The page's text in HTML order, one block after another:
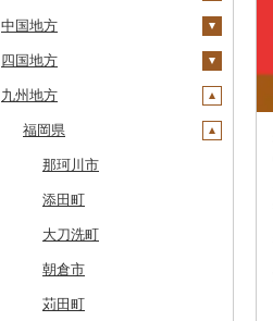
白老町
せたな町
旭川市
森町
稚内市
標津町
清里町
北斗市
留萌市
南部町
五戸町
藤崎町
六ヶ所村
東北町
三戸町
東通村
黒石市
おいらせ町
軽米町
岩手町
矢巾町
釜石市
野田村
普代村
一戸町
陸前高田市
紫波町
柴田町
色麻町
丸森町
大衡村
加美町
利府町
白石市
登米市
山元町
秋田県
大潟村
横手市
能代市
小坂町
仙北市
井川町
潟上市
三種町
山形県
村山市
尾花沢市
上山市
河北町
酒田市
新庄市
長井市
福島県
天栄村
広野町
鏡石町
須賀川市
小野町
棚倉町
取手市
つくば市
稲敷市
潮来市
五霞町
北茨城市
境町
かすみがうら市
牛久市
那須塩原市
市貝町
塩谷町
上三川町
佐野市
真岡市
高根沢町
大田原市
栃木市
群馬県
榛東村
下仁田町
玉村町
安中市
川場村
昭和村
甘楽町
明和町
埼玉県
春日部市
蕨市
戸田市
毛呂山町
久喜市
ふじみ野市
川島町
千葉県
勝浦市
袖ケ浦市
我孫子市
長柄町
芝山町
八千代市
東京都
八王子市
日野市
昭島市
武蔵村山市
葛飾区
神奈川県
南足柄市
松田町
大井町
中井町
十日町市
弥彦村
阿賀町
出雲崎町
魚沼市
佐渡市
燕市
南魚沼市
関川村
富山県
射水市
氷見市
朝日町
高岡市
魚津市
砺波市
入善町
黒部市
石川県
羽咋市
七尾市
白山市
穴水町
輪島市
中能登町
石川県（県庁）
福井県
美浜町
小浜市
越前町
若狭町
鯖江市
高浜町
山梨県
富士吉田市
甲斐市
山梨市
富士川町
大月市
長野県
高森町
御代田町
飯田市
青木村
岐阜県
養老町
八百津町
池田町
静岡県
下田市
静岡市
愛知県
清須市
三重県
鈴鹿市
伊賀市
木曽岬町
多気町
松阪市
桑名市
志摩市
明和町
滋賀県
長浜市
高島市
草津市
近江八幡市
竜王町
甲賀市
湖南市
京都府
宮津市
伊根町
与謝野町
福知山市
亀岡市
城陽市
大阪府
茨木市
豊能町
枚方市
河内長野市
泉佐野市
兵庫県
上郡町
神河町
小野市
太子町
奈良県
曽爾村
河合町
宇陀市
和歌山県
湯浅町
有田市
中国地方
鳥取県
鳥取県（県庁）
米子市
大山町
琴浦町
日野町
鳥取市
北栄町
島根県
雲南市
海士町
津和野町
飯南町
安来市
知夫村
岡山県
津山市
西粟倉村
久米南町
真庭市
新見市
広島県
安芸太田町
世羅町
大竹市
廿日市市
山口県
柳井市
平生町
山口県（県庁）
四国地方
徳島県
阿波市
牟岐町
那賀町
三好市
鳴門市
藍住町
香川県
高松市
直島町
さぬき市
多度津町
三豊市
愛媛県
今治市
鬼北町
西予市
八幡浜市
高知県
香美市
馬路村
芸西村
九州地方
福岡県
那珂川市
添田町
大刀洗町
朝倉市
苅田町